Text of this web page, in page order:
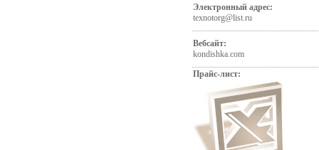
Электронный адрес:
texnotorg@list.ru
Вебсайт:
kondishka.com
Прайс-лист: